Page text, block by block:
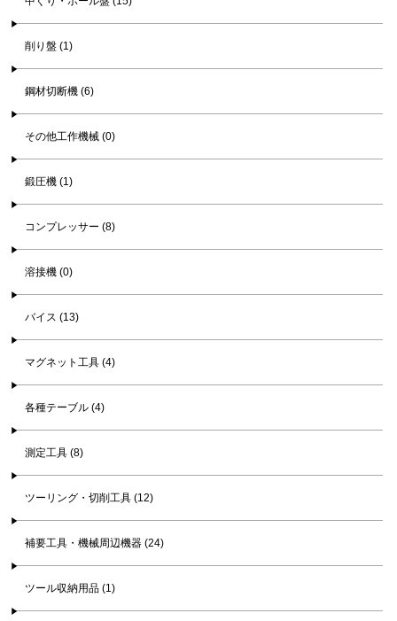
削り盤 (1)
鋼材切断機 (6)
その他工作機械 (0)
鍛圧機 (1)
コンプレッサー (8)
溶接機 (0)
バイス (13)
マグネット工具 (4)
各種テーブル (4)
測定工具 (8)
ツーリング・切削工具 (12)
補要工具・機械周辺機器 (24)
ツール収納用品 (1)